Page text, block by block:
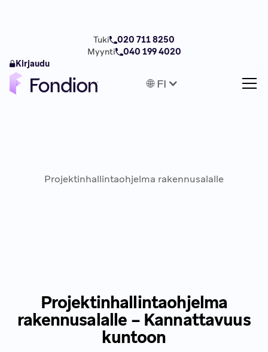
🌐 FI
Tuki
020 711 8250
Myynti
040 199 4020
Kirjaudu
Projektinhallintaohjelma rakennusalalle
Projektinhallintaohjelma
rakennusalalle – Kannattavuus
kuntoon